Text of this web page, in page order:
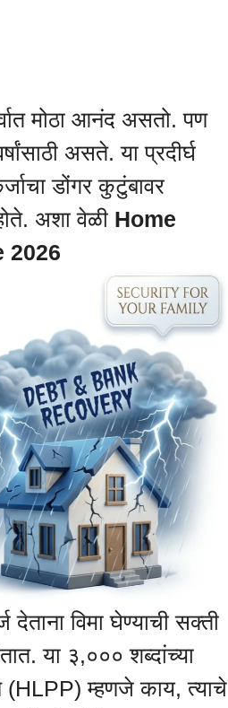
मोठा आनंद असतो. पण
असते. या प्रदीर्घ
डोंगर कुटुंबावर
अशा वेळी Home
2026
विमा घेण्याची सक्ती
या ३,००० शब्दांच्या
(HLPP) म्हणजे काय, त्याचे